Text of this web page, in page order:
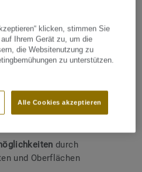
mit Holzboden wirkt
den positiven Eigenschaften
in verschiedene
durch
und Oberflächen
klicken, stimmen Sie
Ihrem Gerät zu, um die
die Websitenutzung zu
zu unterstützen.
Alle Cookies akzeptieren